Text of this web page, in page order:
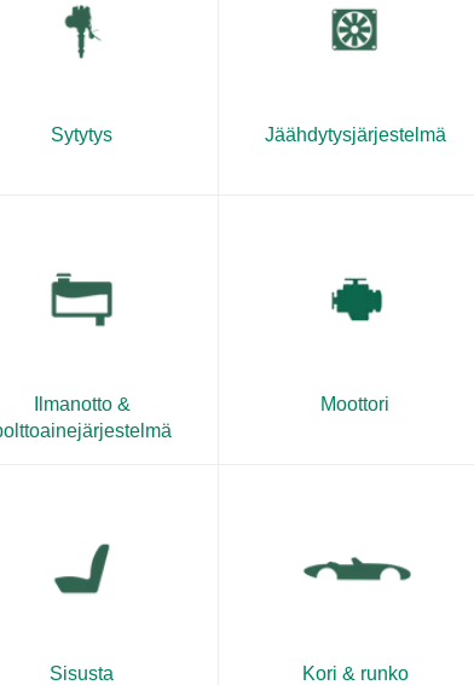
Sytytys Jäähdytysjärjestelmä
Ilmanotto &
Moottori
Sisusta Kori & runko